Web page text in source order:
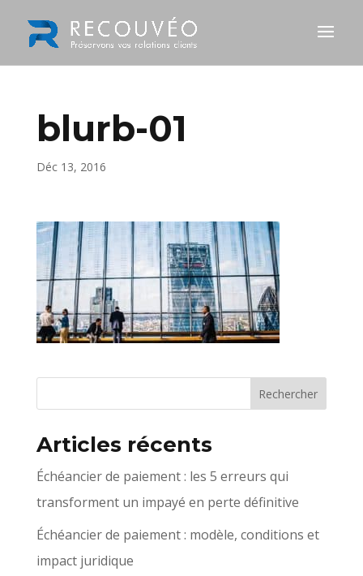
blurb-01
Déc 13, 2016
Articles récents
Échéancier de paiement : les 5 erreurs qui
transforment un impayé en perte définitive
Échéancier de paiement : modèle, conditions et
impact juridique